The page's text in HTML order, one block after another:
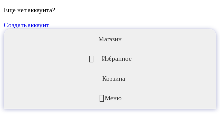
Еще нет аккаунта?
Создать аккаунт
Магазин
Избранное
Корзина
Меню